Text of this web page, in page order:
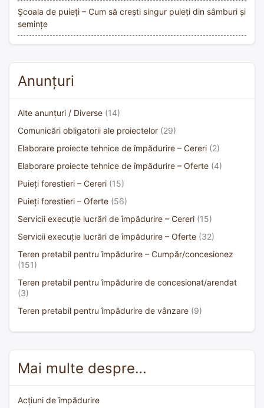
Școala de puieți – Cum să crești singur puieți din sâmburi și
semințe
Anunțuri
Alte anunțuri / Diverse (14)
Comunicări obligatorii ale proiectelor (29)
Elaborare proiecte tehnice de împădurire – Cereri (2)
Elaborare proiecte tehnice de împădurire – Oferte (4)
Puieți forestieri – Cereri (15)
Puieți forestieri – Oferte (56)
Servicii execuție lucrări de împădurire – Cereri (15)
Servicii execuție lucrări de împădurire – Oferte (32)
Teren pretabil pentru împădurire – Cumpăr/concesionez
(151)
Teren pretabil pentru împădurire de concesionat/arendat
(3)
Teren pretabil pentru împădurire de vânzare (9)
Mai multe despre…
Acțiuni de împădurire